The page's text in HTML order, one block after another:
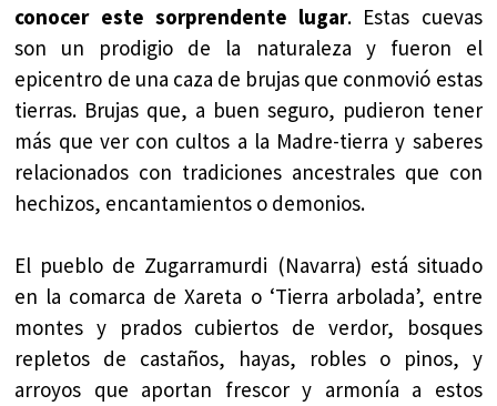
conocer este sorprendente lugar. Estas cuevas
son un prodigio de la naturaleza y fueron el
epicentro de una caza de brujas que conmovió estas
tierras. Brujas que, a buen seguro, pudieron tener
más que ver con cultos a la Madre-tierra y saberes
relacionados con tradiciones ancestrales que con
hechizos, encantamientos o demonios.
El pueblo de Zugarramurdi (Navarra) está situado
en la comarca de Xareta o ‘Tierra arbolada’, entre
montes y prados cubiertos de verdor, bosques
repletos de castaños, hayas, robles o pinos, y
arroyos que aportan frescor y armonía a estos